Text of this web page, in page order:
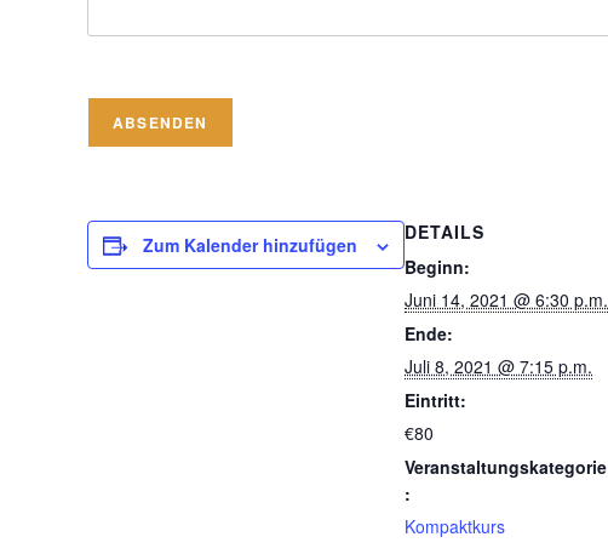
ABSENDEN
Zum Kalender hinzufügen
DETAILS
Beginn:
Juni 14, 2021 @ 6:30 p.m.
Ende:
Juli 8, 2021 @ 7:15 p.m.
Eintritt:
€80
Veranstaltungskategorie
:
Kompaktkurs